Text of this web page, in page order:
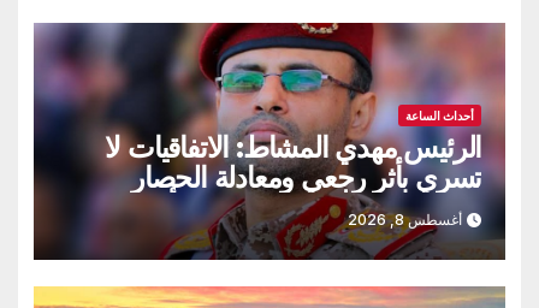
أحداث الساعة
الرئيس مهدي المشاط: الاتفاقيات لا
تسري بأثر رجعي ومعادلة الحصار
بالحصار مستمرة حتى تحقق أهدافها
أغسطس 8, 2026